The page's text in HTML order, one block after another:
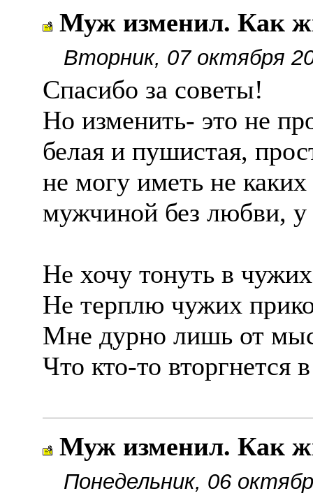
Муж изменил. Как
Вторник, 07 октября
Спасибо за советы!
Но изменить- это не
белая и пушистая,
не могу иметь не
мужчиной без любви, у
Не хочу тонуть в чужих
Не терплю чужих
Мне дурно лишь от
Что кто-то вторгнется
Муж изменил. Как
Понедельник, 06